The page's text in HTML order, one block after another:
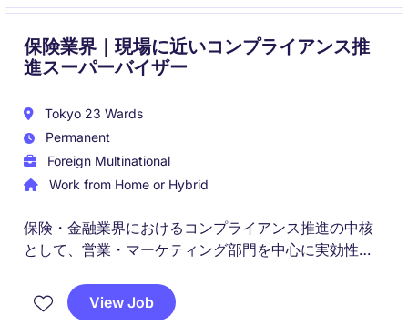
保険業界｜現場に近いコンプライアンス推
進スーパーバイザー
Tokyo 23 Wards
Permanent
Foreign Multinational
Work from Home or Hybrid
保険・金融業界におけるコンプライアンス推進の中核
として、営業・マーケティング部門を中心に実効性の
関係部門と協働しながら、リスク低減と自律的なコン
View Job